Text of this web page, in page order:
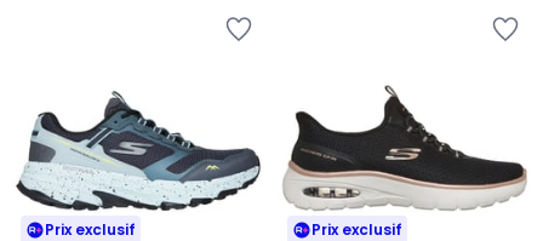
Prix exclusif Prix exclusif